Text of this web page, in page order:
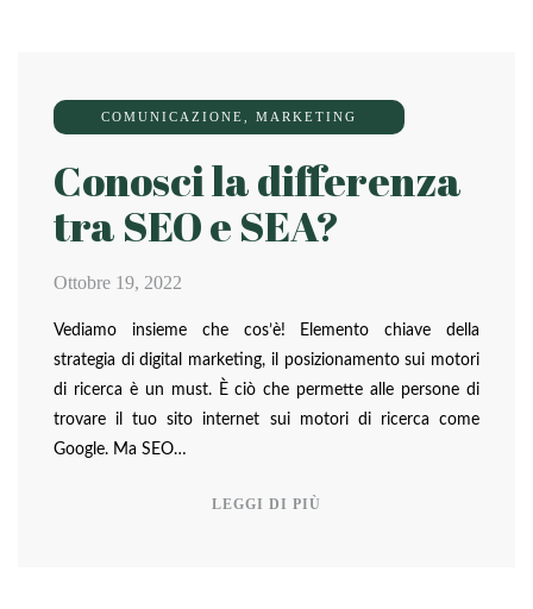
COMUNICAZIONE MARKETING
Conosci la differenza
tra SEO e SEA?
Ottobre 19, 2022
Vediamo insieme che cos’è! Elemento chiave della
strategia di digital marketing, il posizionamento sui motori
di ricerca è un must. È ciò che permette alle persone di
trovare il tuo sito internet sui motori di ricerca come
Google. Ma SEO…
LEGGI DI PIÙ